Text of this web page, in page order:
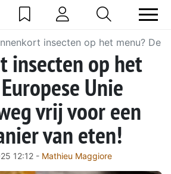
insecten op het menu? De
insecten op het
Unie
vrij voor een
van eten!
12:12 - Mathieu Maggiore